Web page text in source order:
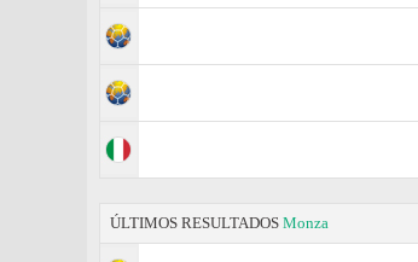
ÚLTIMOS RESULTADOS Monza